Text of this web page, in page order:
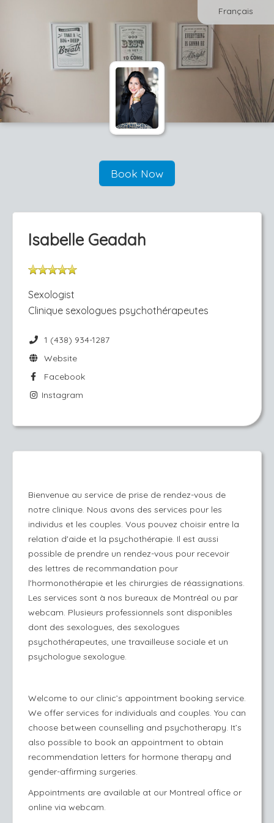
Français
Book Now
Isabelle Geadah
Sexologist
Clinique sexologues psychothérapeutes
1 (438) 934-1287
Website
Facebook
Instagram
Bienvenue au service de prise de rendez-vous de
notre clinique. Nous avons des services pour les
individus et les couples. Vous pouvez choisir entre la
relation d'aide et la psychothérapie. Il est aussi
possible de prendre un rendez-vous pour recevoir
des lettres de recommandation pour
l'hormonothérapie et les chirurgies de réassignations.
Les services sont à nos bureaux de Montréal ou par
webcam. Plusieurs professionnels sont disponibles
dont des sexologues, des sexologues
psychothérapeutes, une travailleuse sociale et un
psychologue sexologue.
Welcome to our clinic’s appointment booking service.
We offer services for individuals and couples. You can
choose between counselling and psychotherapy. It’s
also possible to book an appointment to obtain
recommendation letters for hormone therapy and
gender-affirming surgeries.
Appointments are available at our Montreal office or
online via webcam.